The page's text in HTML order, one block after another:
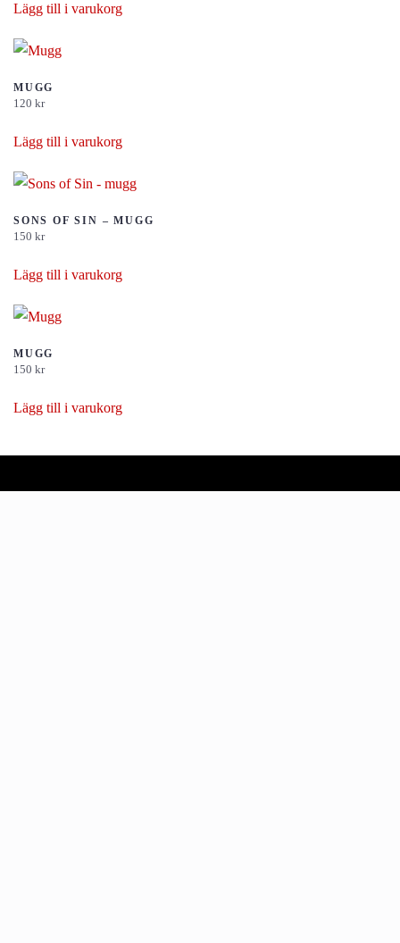
Lägg till i varukorg
MUGG
120 kr
Lägg till i varukorg
SONS OF SIN – MUGG
150 kr
Lägg till i varukorg
MUGG
150 kr
Lägg till i varukorg